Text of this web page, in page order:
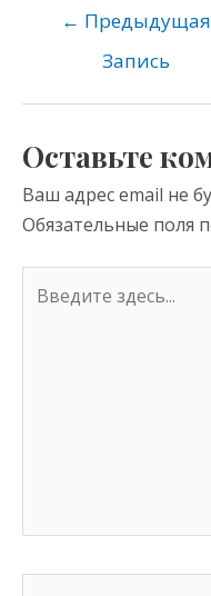
o
kl
as
ni
ki
gr
a
m
← Предыдущая
Запись
Оставьте
Ваш адрес email не
Обязательные поля
здесь...